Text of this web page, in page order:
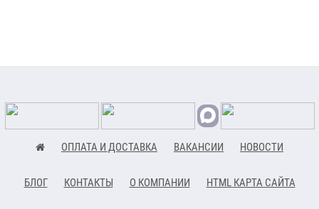
ОПЛАТА И ДОСТАВКА ВАКАНСИИ НОВОСТИ
БЛОГ КОНТАКТЫ О КОМПАНИИ HTML КАРТА САЙТА